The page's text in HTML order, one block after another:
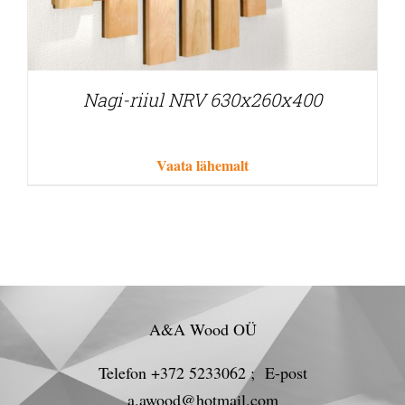
Nagi-riiul NRV 630x260x400
Vaata lähemalt
A&A Wood OÜ
Telefon +372 5233062 ; E-post
a.awood@hotmail.com